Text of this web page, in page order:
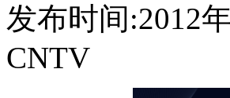
发布时间:2012
CNTV